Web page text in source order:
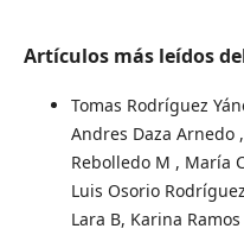
Artículos más leídos
Tomas Rodríguez
Andres Daza Arnedo
Rebolledo M , María
Luis Osorio
Lara B, Karina